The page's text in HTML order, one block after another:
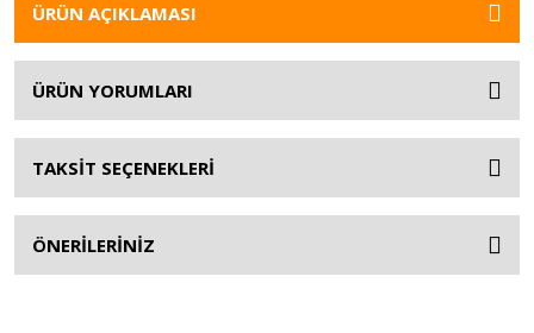
ÜRÜN AÇIKLAMASI
ÜRÜN YORUMLARI
TAKSİT SEÇENEKLERİ
ÖNERİLERİNİZ